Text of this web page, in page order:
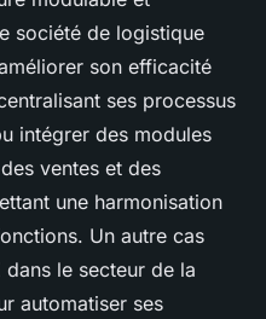
société de logistique
son efficacité
ses processus
intégrer des modules
ventes et des
une harmonisation
Un autre cas
le secteur de la
automatiser ses